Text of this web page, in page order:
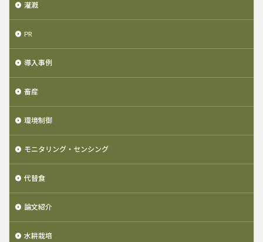
灌漑
PR
導入事例
畜産
環境制御
モニタリング・センシング
代替食
論文紹介
水耕栽培